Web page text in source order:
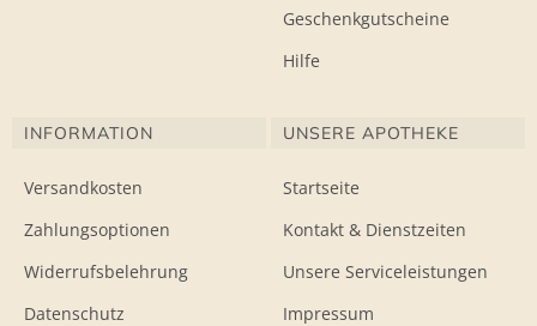
Geschenkgutscheine
Hilfe
INFORMATION
Versandkosten
Zahlungsoptionen
Widerrufsbelehrung
Datenschutz
UNSERE APOTHEKE
Startseite
Kontakt & Dienstzeiten
Unsere Serviceleistungen
Impressum